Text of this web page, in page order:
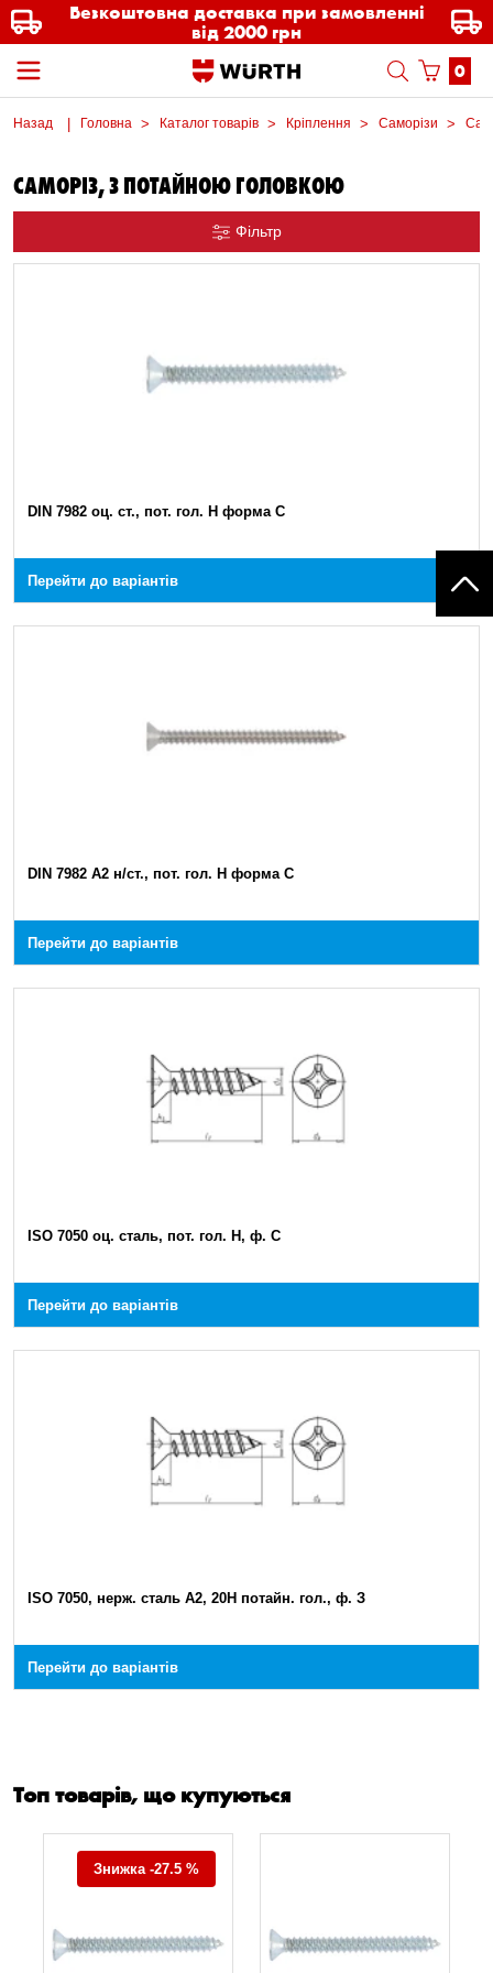
Безкоштовна доставка при замовленні
від 2000 грн
0
Назад Головна Каталог товарів Кріплення Саморізи
САМОРІЗ, З ПОТАЙНОЮ ГОЛОВКОЮ
Фільтр
DIN 7982 оц. ст., пот. гол. H форма C
Перейти до варіантів
DIN 7982 A2 н/ст., пот. гол. H форма C
Перейти до варіантів
ISO 7050 оц. сталь, пот. гол. H, ф. C
Перейти до варіантів
ISO 7050, нерж. сталь А2, 20Н потайн. гол., ф. З
Перейти до варіантів
Топ товарів, що купуються
Знижка -27.5 %